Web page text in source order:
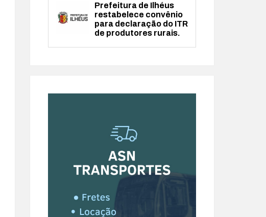
Prefeitura de Ilhéus
restabelece convênio
para declaração do ITR
de produtores rurais.